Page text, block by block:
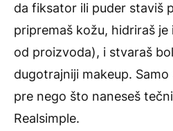
da fiksator ili puder staviš
pripremaš kožu, hidriraš
od proizvoda), i stvaraš
dugotrajniji makeup. Samo
pre nego što naneseš
Realsimple.